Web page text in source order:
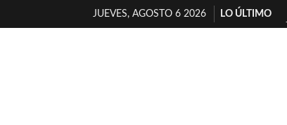
JUEVES, AGOSTO 6 2026
LO ÚLTIMO